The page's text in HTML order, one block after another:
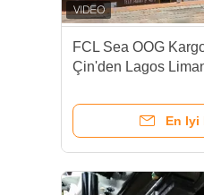
FCL Sea OOG Kargo
Çin'den Lagos
En Iyi